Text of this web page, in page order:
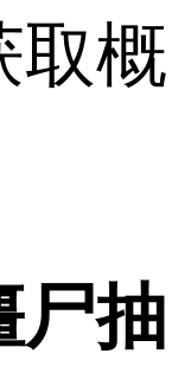
取概
尸抽